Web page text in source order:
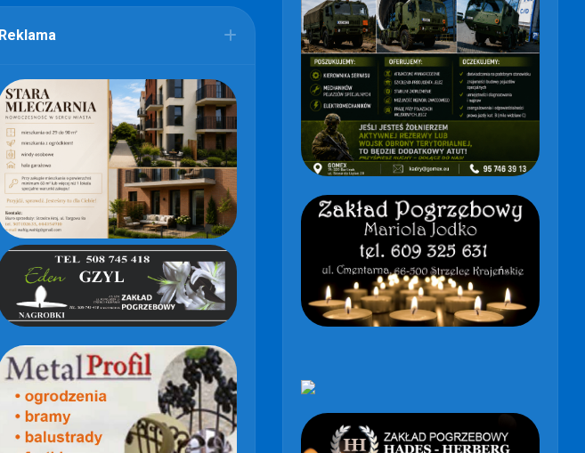
Reklama